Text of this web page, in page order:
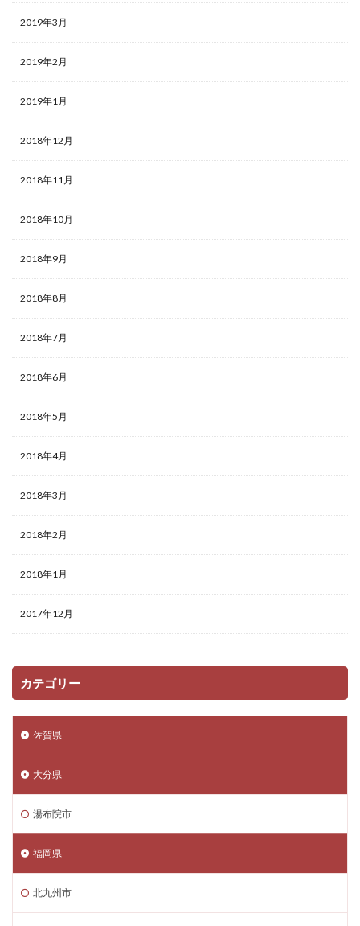
2019年3月
2019年2月
2019年1月
2018年12月
2018年11月
2018年10月
2018年9月
2018年8月
2018年7月
2018年6月
2018年5月
2018年4月
2018年3月
2018年2月
2018年1月
2017年12月
カテゴリー
佐賀県
大分県
湯布院市
福岡県
北九州市